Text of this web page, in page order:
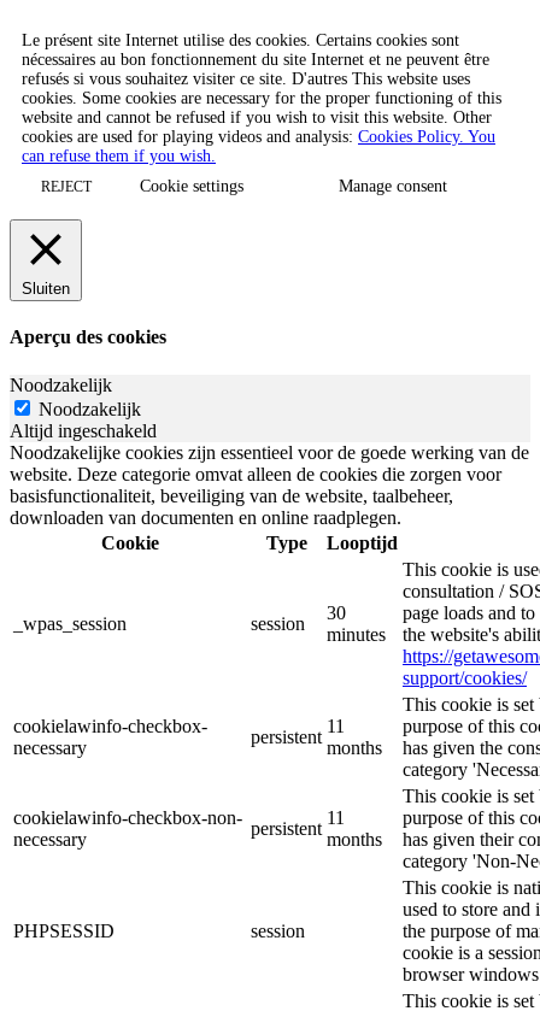
Le présent site Internet utilise des cookies. Certains cookies sont
nécessaires au bon fonctionnement du site Internet et ne peuvent être
refusés si vous souhaitez visiter ce site. D'autres This website uses
cookies. Some cookies are necessary for the proper functioning of this
website and cannot be refused if you wish to visit this website. Other
cookies are used for playing videos and analysis: Cookies Policy. You
can refuse them if you wish.
REJECT Cookie settings Manage consent
Sluiten
Aperçu des cookies
Noodzakelijk
Noodzakelijk
Altijd ingeschakeld
Noodzakelijke cookies zijn essentieel voor de goede werking van de
website. Deze categorie omvat alleen de cookies die zorgen voor
basisfunctionaliteit, beveiliging van de website, taalbeheer,
downloaden van documenten en online raadplegen.
Cookie
Type Looptijd
_wpas_session session
30
minutes
This cookie is
consultation /
page loads and
the website's
https://
support/cookies/
cookielawinfo-checkbox-
necessary
persistent
11
months
This cookie is
purpose of this
has given the
category
cookielawinfo-checkbox-non-
necessary
persistent
11
months
This cookie is
purpose of this
has given their
category 'Non-
PHPSESSID session
This cookie is
used to store
the purpose of
cookie is a
browser
This cookie is set